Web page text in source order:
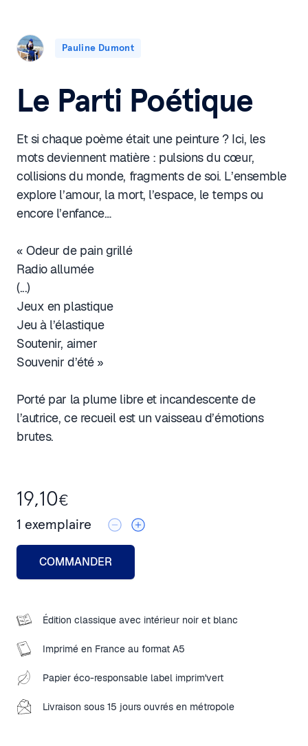
Pauline Dumont
Le Parti Poétique
Et si chaque poème était une peinture ? Ici, les
mots deviennent matière : pulsions du cœur,
collisions du monde, fragments de soi. L’ensemble
explore l’amour, la mort, l’espace, le temps ou
encore l’enfance…
« Odeur de pain grillé
Radio allumée
(...)
Jeux en plastique
Jeu à l’élastique
Soutenir, aimer
Souvenir d’été »
Porté par la plume libre et incandescente de
l’autrice, ce recueil est un vaisseau d’émotions
brutes.
19,10€
1 exemplaire
COMMANDER
Édition classique avec intérieur noir et blanc
Imprimé en France au format A5
Papier éco-responsable label imprim'vert
Livraison sous 15 jours ouvrés en métropole